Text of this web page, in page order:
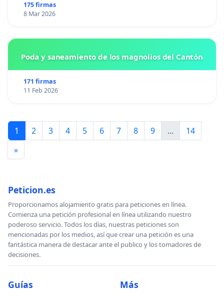
175 firmas
8 Mar 2026
Poda y saneamiento de los magnolios del Cantón
171 firmas
11 Feb 2026
1 2 3 4 5 6 7 8 9 ...
14
»
Peticion.es
Proporcionamos alojamiento gratis para peticiones en línea.
Comienza una petición profesional en línea utilizando nuestro
poderoso servicio. Todos los días, nuestras peticiones son
mencionadas por los medios, así que crear una petición es una
fantástica manera de destacar ante el publico y los tomadores de
decisiones.
Guías Más